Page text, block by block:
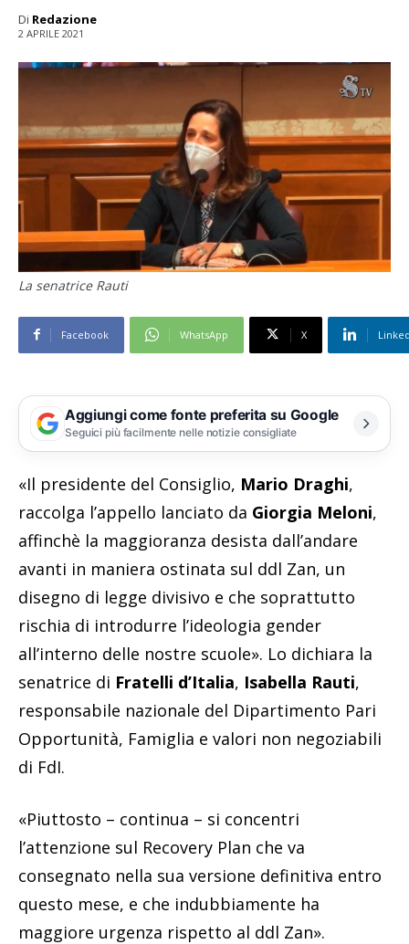
Di Redazione
2 APRILE 2021
La senatrice Rauti
Facebook WhatsApp X
Aggiungi come fonte preferita su Google
Seguici più facilmente nelle notizie consigliate
«Il presidente del Consiglio, Mario Draghi,
raccolga l’appello lanciato da Giorgia Meloni,
affinchè la maggioranza desista dall’andare
avanti in maniera ostinata sul ddl Zan, un
disegno di legge divisivo e che soprattutto
rischia di introdurre l’ideologia gender
all’interno delle nostre scuole». Lo dichiara la
senatrice di Fratelli d’Italia, Isabella Rauti,
responsabile nazionale del Dipartimento Pari
Opportunità, Famiglia e valori non negoziabili
di FdI.
«Piuttosto – continua – si concentri
l’attenzione sul Recovery Plan che va
consegnato nella sua versione definitiva entro
questo mese, e che indubbiamente ha
maggiore urgenza rispetto al ddl Zan».